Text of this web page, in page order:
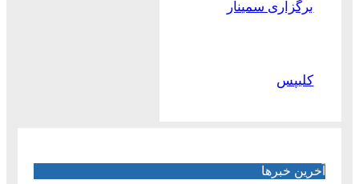
برگزاری سمینار
کلیپس
آخرین خبرها